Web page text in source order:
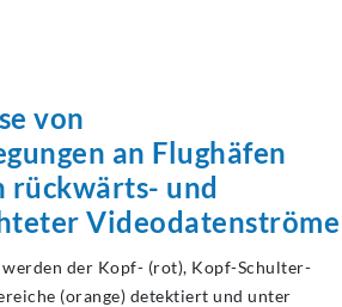
von
an Flughäfen
und
Videodatenströme
der Kopf- (rot), Kopf-Schulter-
(orange) detektiert und unter